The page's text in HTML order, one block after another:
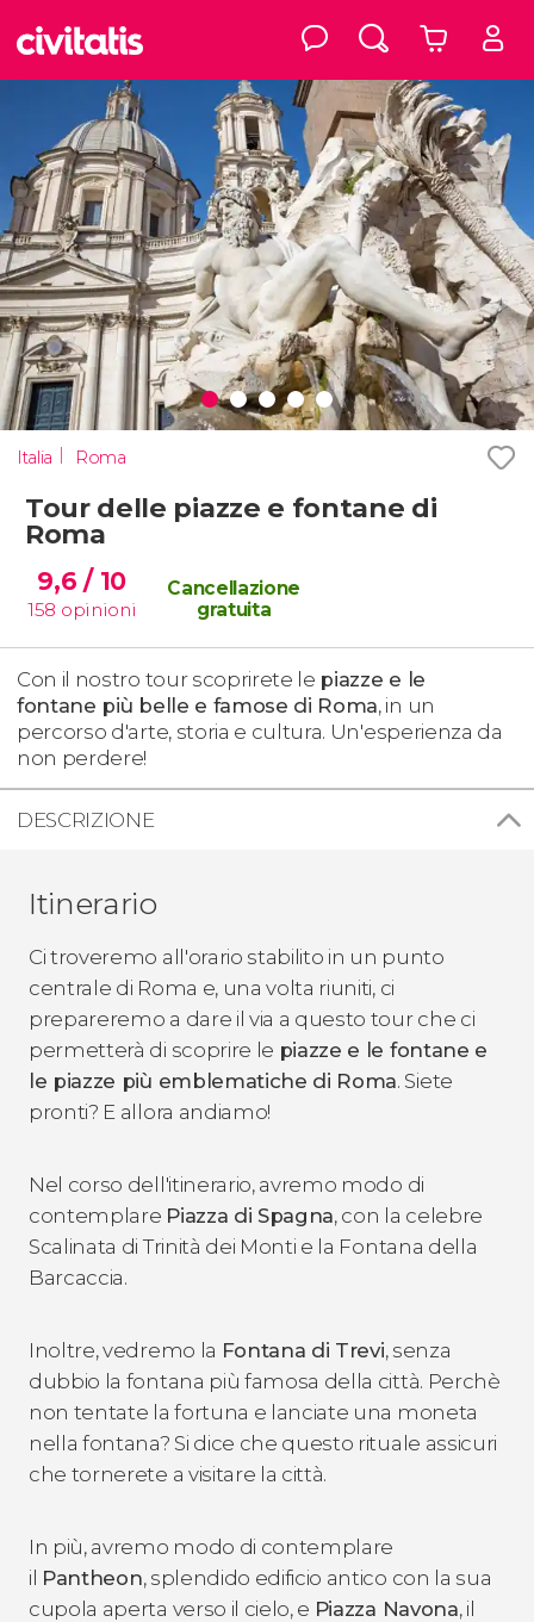
Italia Roma
Tour delle piazze e fontane di
Roma
9,6/ 10
158 opinioni
Cancellazione
gratuita
Con il nostro tour scoprirete le piazze e le
fontane più belle e famose di Roma, in un
percorso d'arte, storia e cultura. Un'esperienza da
non perdere!
DESCRIZIONE
Itinerario
Ci troveremo all'orario stabilito in un punto
centrale di Roma e, una volta riuniti, ci
prepareremo a dare il via a questo tour che ci
permetterà di scoprire le piazze e le fontane e
le piazze più emblematiche di Roma. Siete
pronti? E allora andiamo!
Nel corso dell'itinerario, avremo modo di
contemplare Piazza di Spagna, con la celebre
Scalinata di Trinità dei Monti e la Fontana della
Barcaccia.
Inoltre, vedremo la Fontana di Trevi, senza
dubbio la fontana più famosa della città. Perchè
non tentate la fortuna e lanciate una moneta
nella fontana? Si dice che questo rituale assicuri
che tornerete a visitare la città.
In più, avremo modo di contemplare
il Pantheon, splendido edificio antico con la sua
cupola aperta verso il cielo, e Piazza Navona, il